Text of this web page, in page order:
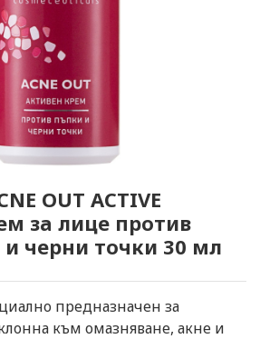
OUT ACTIVE
за лице против
черни точки 30 мл
предназначен за
към омазняване, акне и